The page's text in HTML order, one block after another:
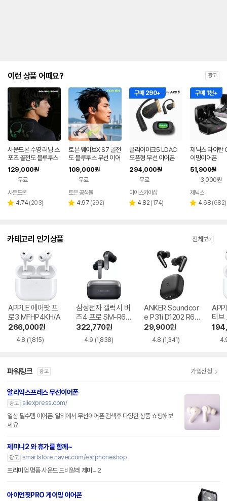
이런 상품 어때요? 광고
사운드본 수영 러닝 스
포츠 골전도 블루투스
오픈형 무선 이어폰 R
S01 런소닉
129,000원
무료
사운드본
별 4.74 리
(203)
토븐 웨이브X S7 골전
도 블루투스 무선 이어
폰 MP3 러닝 수영 자
전거 운동 스포츠 방수
109,000원
무료
토븐 공식몰
별 4.97 리
(292)
구매 290+
클리어아크5 LDAC
오픈형 무선 이어폰
294,000원
무료
페이
아이스카이샵
별 4.82 리
(174)
구매 1천+
제닉스 타이탄
이밍이어폰
51,900원
3,000원
페이
제닉스
별 4.68 리
(682)
카테고리 인기상품 전체보기
APPLE 에어팟 프
로3 MFHP4KH/A
266,000원
4.8 (1,815)
삼성전자 갤럭시 버
즈4 프로 SM-R64
0
322,770원
4.9 (1,838)
ANKER Soundcor
e P31i D1202 R60
i NC
29,900원
4.8 (1,341)
티브
파워링크 광고 가입신청
알리익스프레스 무선이어폰
광고
aliexpress.com/
일상 필수템 이어폰! 알리에서 무선이어폰 검색후 다양한 상품 쇼핑해보
세요
제미니2 와 휴가를 함께~
광고 smartstore.naver.com/earphoneshop
프리미엄 명품 사운드 드비알레 제미니2
아이언핏PRO 게이밍 이어폰